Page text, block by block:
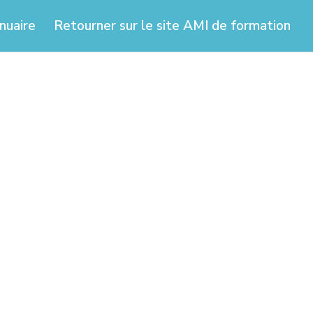
Retourner sur le site AMI de formation